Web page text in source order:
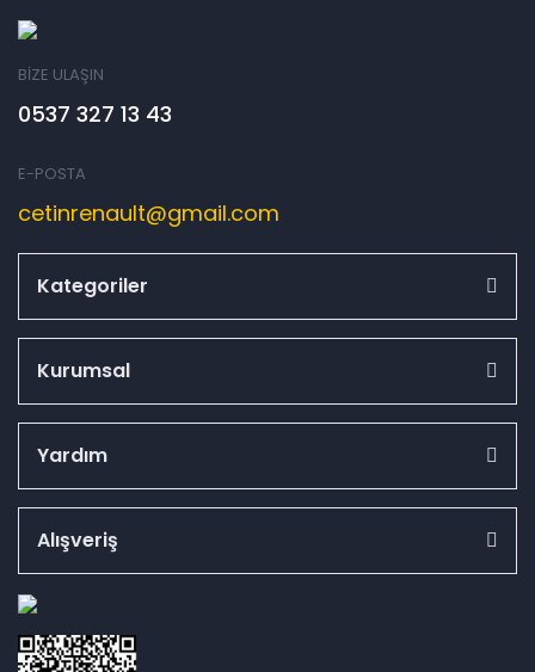
BİZE ULAŞIN
0537 327 13 43
E-POSTA
cetinrenault@gmail.com
Kategoriler
Kurumsal
Yardım
Alışveriş